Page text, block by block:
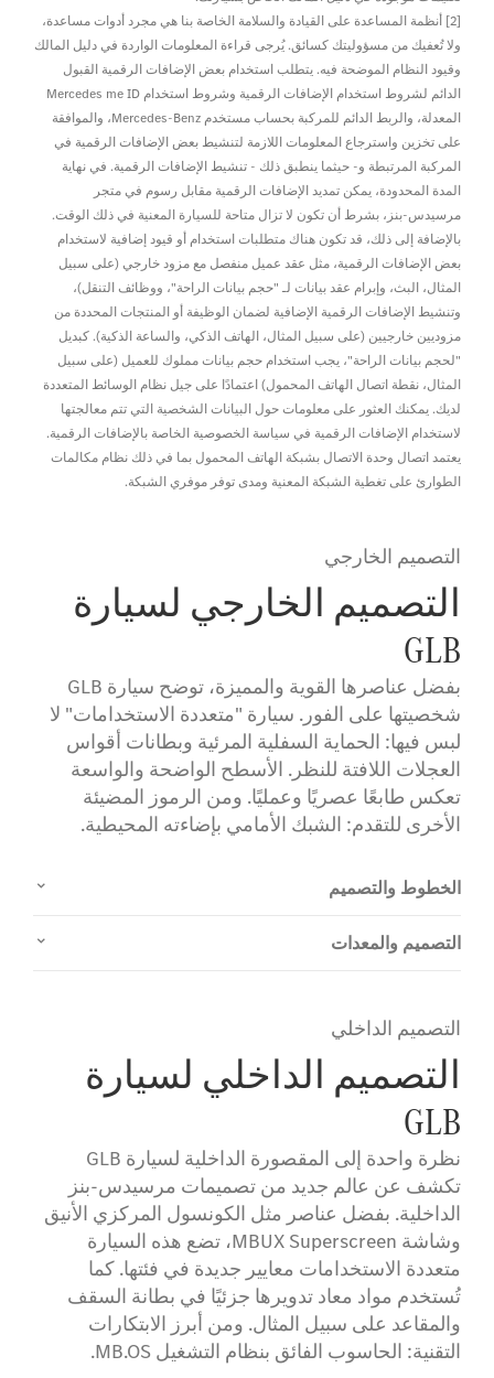
[2] أنظمة المساعدة على القيادة والسلامة الخاصة بنا هي مجرد أدوات مساعدة،
ولا تُعفيك من مسؤوليتك كسائق. يُرجى قراءة المعلومات الواردة في دليل المالك
وقيود النظام الموضحة فيه. يتطلب استخدام بعض الإضافات الرقمية القبول
الدائم لشروط استخدام الإضافات الرقمية وشروط استخدام Mercedes me ID
المعدلة، والربط الدائم للمركبة بحساب مستخدم Mercedes-Benz، والموافقة
على تخزين واسترجاع المعلومات اللازمة لتنشيط بعض الإضافات الرقمية في
المركبة المرتبطة و- حيثما ينطبق ذلك - تنشيط الإضافات الرقمية. في نهاية
المدة المحدودة، يمكن تمديد الإضافات الرقمية مقابل رسوم في متجر
مرسيدس-بنز، بشرط أن تكون لا تزال متاحة للسيارة المعنية في ذلك الوقت.
بالإضافة إلى ذلك، قد تكون هناك متطلبات استخدام أو قيود إضافية لاستخدام
بعض الإضافات الرقمية، مثل عقد عميل منفصل مع مزود خارجي (على سبيل
المثال، البث، وإبرام عقد بيانات لـ "حجم بيانات الراحة"، ووظائف التنقل)،
وتنشيط الإضافات الرقمية الإضافية لضمان الوظيفة أو المنتجات المحددة من
مزوديين خارجيين (على سبيل المثال، الهاتف الذكي، والساعة الذكية). كبديل
"لحجم بيانات الراحة"، يجب استخدام حجم بيانات مملوك للعميل (على سبيل
المثال، نقطة اتصال الهاتف المحمول) اعتمادًا على جيل نظام الوسائط المتعددة
لديك. يمكنك العثور على معلومات حول البيانات الشخصية التي تتم معالجتها
لاستخدام الإضافات الرقمية في سياسة الخصوصية الخاصة بالإضافات الرقمية.
يعتمد اتصال وحدة الاتصال بشبكة الهاتف المحمول بما في ذلك نظام مكالمات
الطوارئ على تغطية الشبكة المعنية ومدى توفر موفري الشبكة.
التصميم الخارجي
التصميم الخارجي لسيارة
GLB
بفضل عناصرها القوية والمميزة، توضح سيارة GLB
شخصيتها على الفور. سيارة "متعددة الاستخدامات" لا
لبس فيها: الحماية السفلية المرئية وبطانات أقواس
العجلات اللافتة للنظر. الأسطح الواضحة والواسعة
تعكس طابعًا عصريًا وعمليًا. ومن الرموز المضيئة
الأخرى للتقدم: الشبك الأمامي بإضاءته المحيطية.
الخطوط والتصميم
التصميم والمعدات
التصميم الداخلي
التصميم الداخلي لسيارة
GLB
نظرة واحدة إلى المقصورة الداخلية لسيارة GLB
تكشف عن عالم جديد من تصميمات مرسيدس-بنز
الداخلية. بفضل عناصر مثل الكونسول المركزي الأنيق
وشاشة MBUX Superscreen، تضع هذه السيارة
متعددة الاستخدامات معايير جديدة في فئتها. كما
تُستخدم مواد معاد تدويرها جزئيًا في بطانة السقف
والمقاعد على سبيل المثال. ومن أبرز الابتكارات
التقنية: الحاسوب الفائق بنظام التشغيل MB.OS.